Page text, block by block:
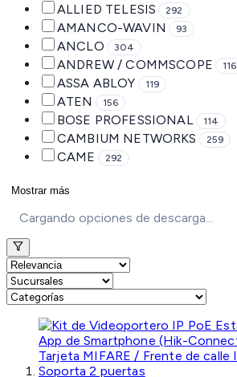
ALLIED TELESIS 292
AMANCO-WAVIN 93
ANCLO 304
ANDREW / COMMSCOPE 116
ASSA ABLOY 119
ATEN 156
BOSE PROFESSIONAL 114
CAMBIUM NETWORKS 259
CAME 292
Mostrar más
Cargando opciones de descarga...